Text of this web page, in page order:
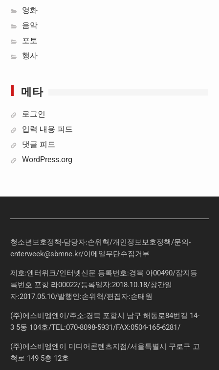
영화
음악
포토
행사
메타
로그인
입력 내용 피드
댓글 피드
WordPress.org
청소년보호정책-담당자:손위혁/개인정보보호정책/문의-
enterweek@sbmne.kr/이메일무단수집거부
제호:엔터위크/인터넷신문 등록번호:경북 아00490/잡지등
록번호 포항 라00022/등록일자:2018.10.18/창간일
자:2017.05.10/발행인:손위혁/편집자:손태원
(주)에스비엠엔이/주소:경북 포항시 남구 해동로84번길 14-
3 5동 104호/TEL:070-8098-5931/FAX:0504-165-6281/
(주)에스비엠엔이 미디어콘텐츠지점/서울특별시 구로구 고
척로 149 5층 12호